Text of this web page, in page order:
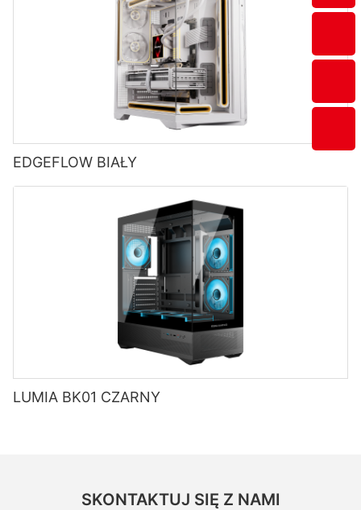
EDGEFLOW BIAŁY
LUMIA BK01 CZARNY
SKONTAKTUJ SIĘ Z NAMI